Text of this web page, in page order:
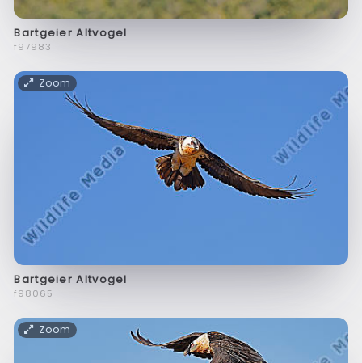
Bartgeier Altvogel
f97983
Zoom
Bartgeier Altvogel
f98065
Zoom